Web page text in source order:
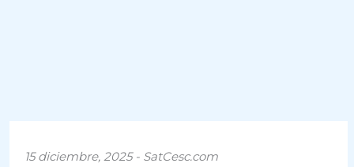
15 diciembre, 2025 - SatCesc.com